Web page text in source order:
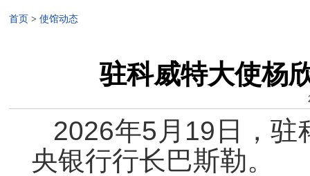
首页 > 使馆动态
驻科威特大使杨
2026年5月19日，驻
央银行行长巴斯勒。